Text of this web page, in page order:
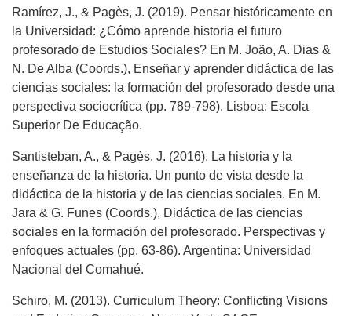
Ramírez, J., & Pagès, J. (2019). Pensar históricamente en
la Universidad: ¿Cómo aprende historia el futuro
profesorado de Estudios Sociales? En M. João, A. Dias &
N. De Alba (Coords.), Enseñar y aprender didáctica de las
ciencias sociales: la formación del profesorado desde una
perspectiva sociocrítica (pp. 789-798). Lisboa: Escola
Superior De Educação.
Santisteban, A., & Pagès, J. (2016). La historia y la
enseñanza de la historia. Un punto de vista desde la
didáctica de la historia y de las ciencias sociales. En M.
Jara & G. Funes (Coords.), Didáctica de las ciencias
sociales en la formación del profesorado. Perspectivas y
enfoques actuales (pp. 63-86). Argentina: Universidad
Nacional del Comahué.
Schiro, M. (2013). Curriculum Theory: Conflicting Visions